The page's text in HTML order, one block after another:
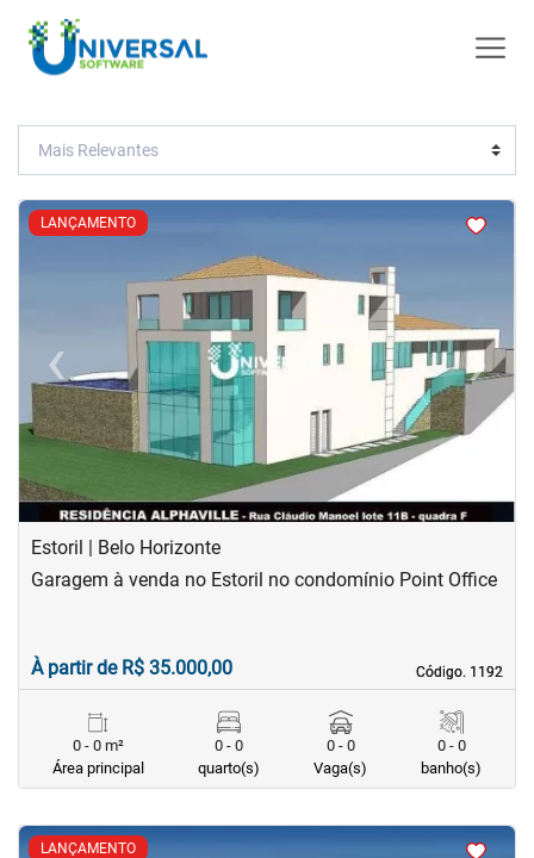
LANÇAMENTO
< <<<
‹Previous ›Next
Estoril | Belo Horizonte
Código. 1192
Código. 1192
Garagem à venda no Estoril no condomínio Point Office
À partir de R$ 35.000,00
0 - 0 m²
Área principal
0 - 0
quarto(s)
0 - 0
Vaga(s)
0 - 0
banho(s)
LANÇAMENTO
< <<<